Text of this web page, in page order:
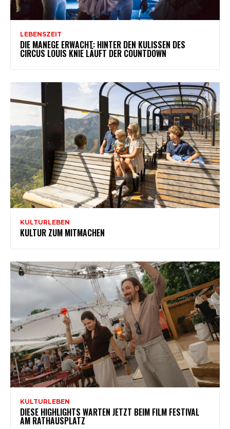
LEBENSZEIT
DIE MANEGE ERWACHT: HINTER DEN KULISSEN DES
CIRCUS LOUIS KNIE LÄUFT DER COUNTDOWN
KULTURLEBEN
KULTUR ZUM MITMACHEN
KULTURLEBEN
DIESE HIGHLIGHTS WARTEN JETZT BEIM FILM FESTIVAL
AM RATHAUSPLATZ